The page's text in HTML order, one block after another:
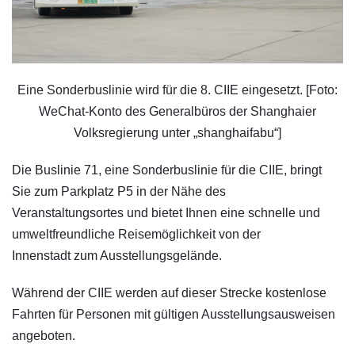
Eine Sonderbuslinie wird für die 8. CIIE eingesetzt. [Foto:
WeChat-Konto des Generalbüros der Shanghaier
Volksregierung unter „shanghaifabu“]
Die Buslinie 71, eine Sonderbuslinie für die CIIE, bringt
Sie zum Parkplatz P5 in der Nähe des
Veranstaltungsortes und bietet Ihnen eine schnelle und
umweltfreundliche Reisemöglichkeit von der
Innenstadt zum Ausstellungsgelände.
Während der CIIE werden auf dieser Strecke kostenlose
Fahrten für Personen mit gültigen Ausstellungsausweisen
angeboten.